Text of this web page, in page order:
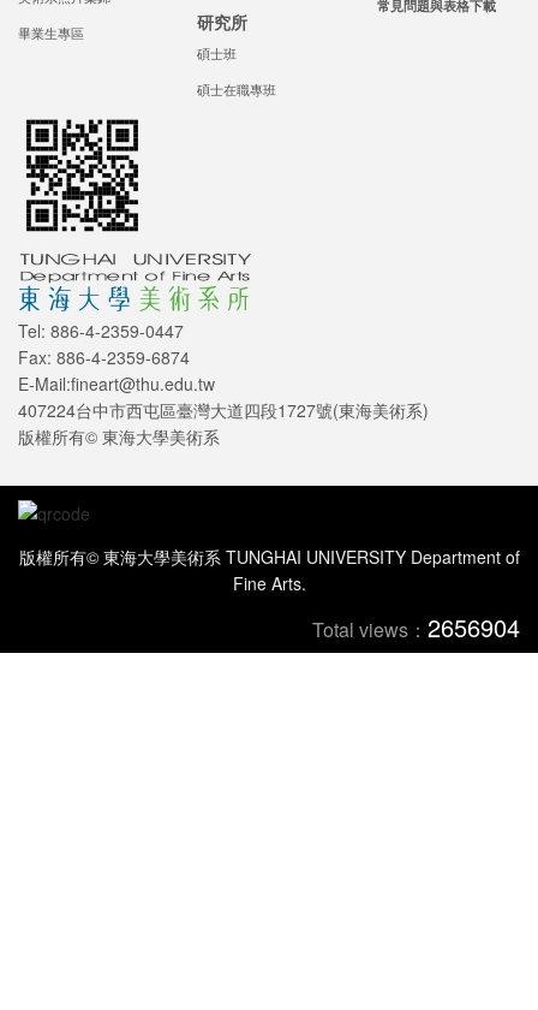
畢業生專區
研究所
碩士班
碩士在職專班
常見問題與表格下載
Tel: 886-4-2359-0447
Fax: 886-4-2359-6874
E-Mail:fineart@thu.edu.tw
407224台中市西屯區臺灣大道四段1727號(東海美術系)
版權所有© 東海大學美術系
版權所有© 東海大學美術系 TUNGHAI UNIVERSITY Department of
Fine Arts.
Total views： 2656904